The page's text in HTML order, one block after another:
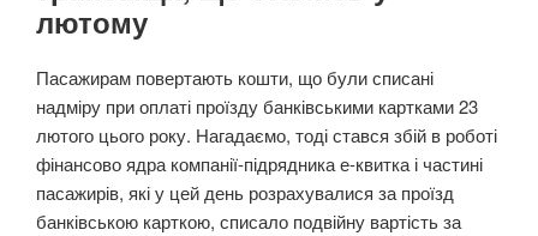
лютому
Пасажирам повертають кошти, що були списані
надміру при оплаті проїзду банківськими картками 23
лютого цього року. Нагадаємо, тоді стався збій в роботі
фінансово ядра компанії-підрядника е-квитка і частині
пасажирів, які у цей день розрахувалися за проїзд
банківською карткою, списало подвійну вартість за